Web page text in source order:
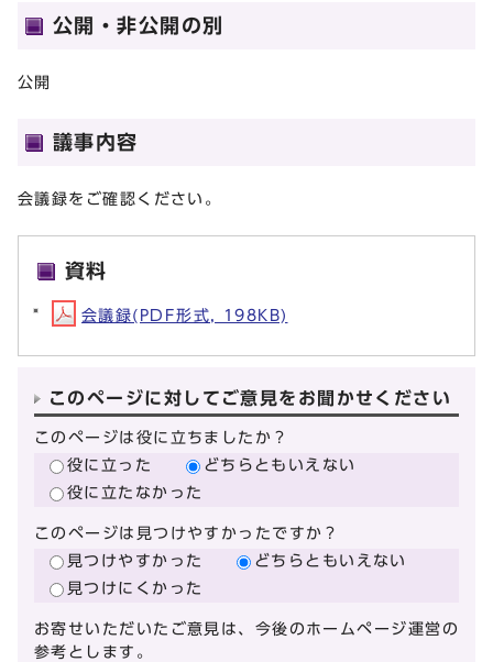
公開・非公開の別
公開
議事内容
会議録をご確認ください。
資料
会議録(PDF形式, 198KB)
このページに対してご意見をお聞かせください
このページは役に立ちましたか？
役に立った
どちらともいえない
役に立たなかった
このページは見つけやすかったですか？
見つけやすかった
どちらともいえない
見つけにくかった
お寄せいただいたご意見は、今後のホームページ運営の
参考とします。